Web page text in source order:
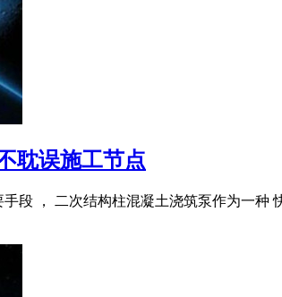
耽误施工节点
段 ， 二次结构柱混凝土浇筑泵作为一